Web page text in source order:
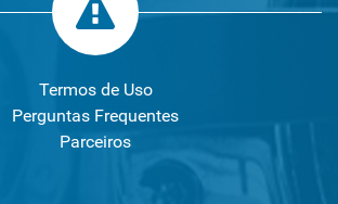
Termos de Uso
Perguntas Frequentes
Parceiros